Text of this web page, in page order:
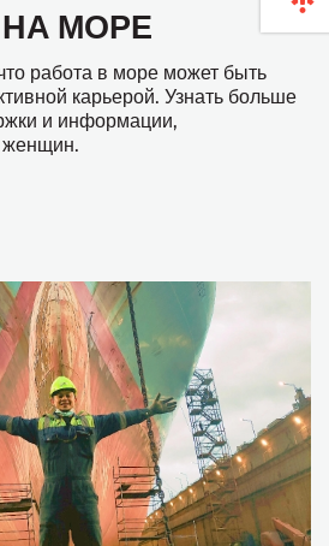
МОРЕ
работа в море может быть
карьерой. Узнать больше
и информации,
женщин.